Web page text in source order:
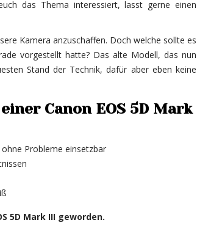
das Thema interessiert, lasst gerne einen
Kamera anzuschaffen. Doch welche sollte es
vorgestellt hatte? Das alte Modell, das nun
Stand der Technik, dafür aber eben keine
Canon EOS 5D Mark
Probleme einsetzbar
5D Mark III geworden.